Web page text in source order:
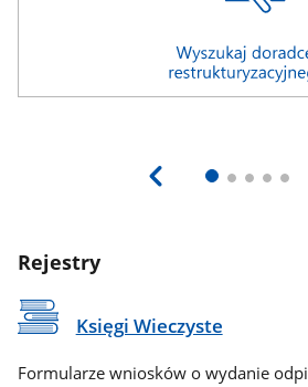
Rejestry
Księgi Wieczyste
Formularze wniosków o wydanie